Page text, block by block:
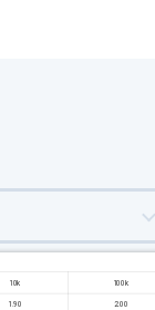
10k 100k
1.90 2.00